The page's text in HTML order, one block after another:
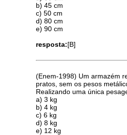
b) 45 cm
c) 50 cm
d) 80 cm
e) 90 cm
resposta:[B]
(Enem-1998) Um armazém
pratos, sem os pesos
Realizando uma única
a) 3 kg
b) 4 kg
c) 6 kg
d) 8 kg
e) 12 kg